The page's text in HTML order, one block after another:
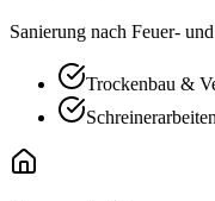
Sanierung nach Feuer-
Trockenbau &
Schreinerarbeiten